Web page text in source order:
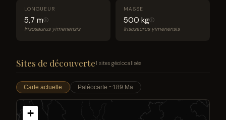
LONGUEUR
5,7 mⓘ
Irisosaurus yimenensis
MASSE
500 kgⓘ
Irisosaurus yimenensis
Sites de découverte1 sites géolocalisés
Carte actuelle Paléocarte ~189 Ma
+